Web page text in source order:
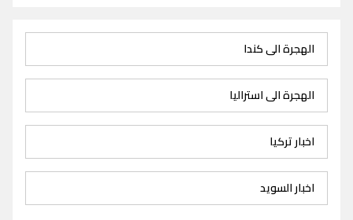
الهجرة الى كندا
الهجرة الى استراليا
اخبار تركيا
اخبار السويد